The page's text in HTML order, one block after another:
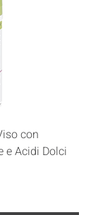
con
e Acidi Dolci